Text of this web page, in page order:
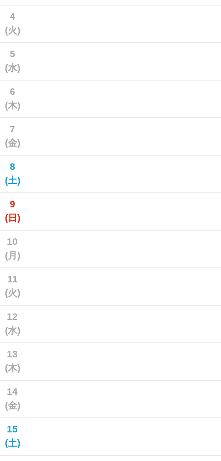
4
(火)
5
(水)
6
(木)
7
(金)
8
(土)
9
(日)
10
(月)
11
(火)
12
(水)
13
(木)
14
(金)
15
(土)